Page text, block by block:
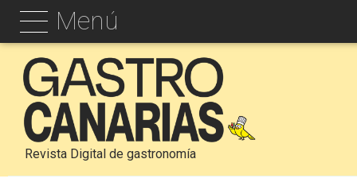
Menú
Revista Digital de gastronomía